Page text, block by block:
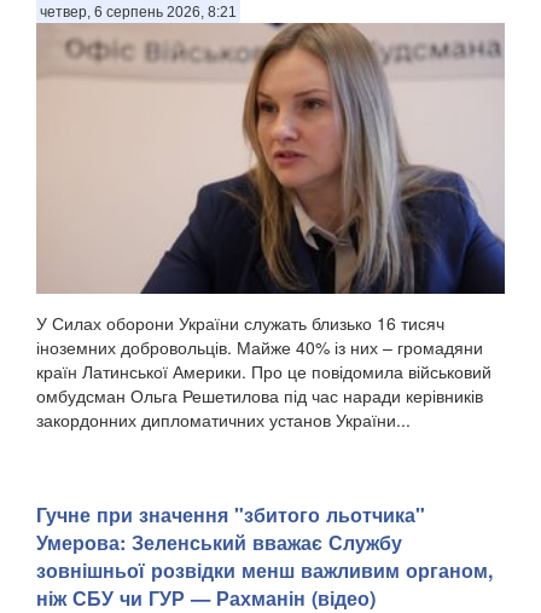
четвер, 6 серпень 2026, 8:21
У Силах оборони України служать близько 16 тисяч
іноземних добровольців. Майже 40% із них – громадяни
країн Латинської Америки. Про це повідомила військовий
омбудсман Ольга Решетилова під час наради керівників
закордонних дипломатичних установ України...
Гучне при значення "збитого льотчика"
Умерова: Зеленський вважає Службу
зовнішньої розвідки менш важливим органом,
ніж СБУ чи ГУР — Рахманін (відео)